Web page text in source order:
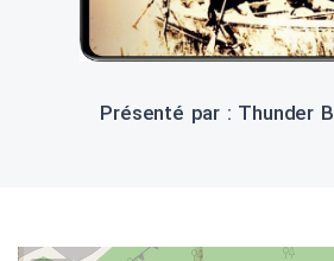
Présenté par : Thunder